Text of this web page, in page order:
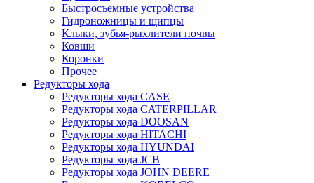
Быстросъемные устройства
Гидроножницы и щипцы
Клыки, зубья-рыхлители почвы
Ковши
Коронки
Прочее
Редукторы хода
Редукторы хода CASE
Редукторы хода CATERPILLAR
Редукторы хода DOOSAN
Редукторы хода HITACHI
Редукторы хода HYUNDAI
Редукторы хода JCB
Редукторы хода JOHN DEERE